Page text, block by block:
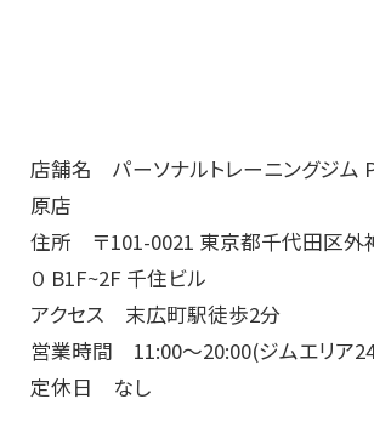
店舗名 パーソナルトレーニングジム
原店
住所 〒101-0021 東京都千代田区外
０ B1F~2F 千住ビル
アクセス 末広町駅徒歩2分
営業時間 11:00～20:00(ジムエリア
定休日 なし